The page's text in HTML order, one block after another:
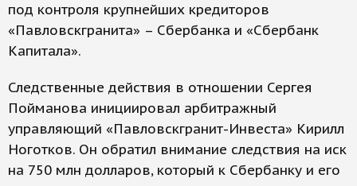
под контроля крупнейших кредиторов
«Павловскгранита» – Сбербанка и «Сбербанк
Капитала».
Следственные действия в отношении Сергея
Пойманова инициировал арбитражный
управляющий «Павловскгранит-Инвеста» Кирилл
Ноготков. Он обратил внимание следствия на иск
на 750 млн долларов, который к Сбербанку и его